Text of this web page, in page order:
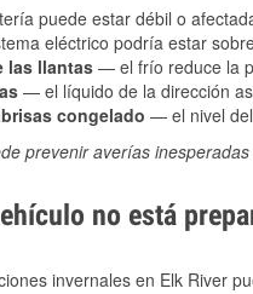
puede estar débil o
eléctrico podría estar
las llantas — el frío reduce la
— el líquido de la dirección
congelado — el nivel
prevenir averías
no está
invernales en Elk River